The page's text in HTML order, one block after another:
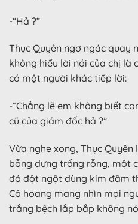
-“Hả ?”
Thục Quyên ngơ ngác quay
không hiểu lời nói của chị là
có một người khác tiếp lời:
-“Chẳng lẽ em không biết
cũ của giám đốc hả ?”
Vừa nghe xong, Thục
bỗng dưng trống rỗng, một
đó đột ngột dùng kim đâm
Cô hoang mang nhìn mọi
trắng bệch lắp bắp không